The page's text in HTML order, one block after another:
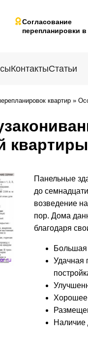
Согласование
перепланировки
КонтактыСтатьи
квартир »
Панельные
до
возведение
пор. Дома
благодаря
Большая
Удачная
Хорошее
Наличие